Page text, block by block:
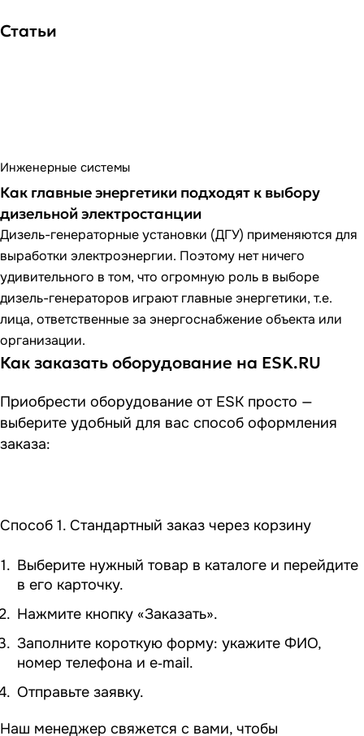
Статьи
Инженерные системы
Как главные энергетики подходят к выбору
дизельной электростанции
Дизель-генераторные установки (ДГУ) применяются для
выработки электроэнергии. Поэтому нет ничего
удивительного в том, что огромную роль в выборе
дизель-генераторов играют главные энергетики, т.е.
лица, ответственные за энергоснабжение объекта или
организации.
Как заказать оборудование на ESK.RU
Приобрести оборудование от ESK просто —
выберите удобный для вас способ оформления
заказа:
Способ 1. Стандартный заказ через корзину
Выберите нужный товар в каталоге и перейдите
в его карточку.
Нажмите кнопку «Заказать».
Заполните короткую форму: укажите ФИО,
номер телефона и e‑mail.
Отправьте заявку.
Наш менеджер свяжется с вами, чтобы